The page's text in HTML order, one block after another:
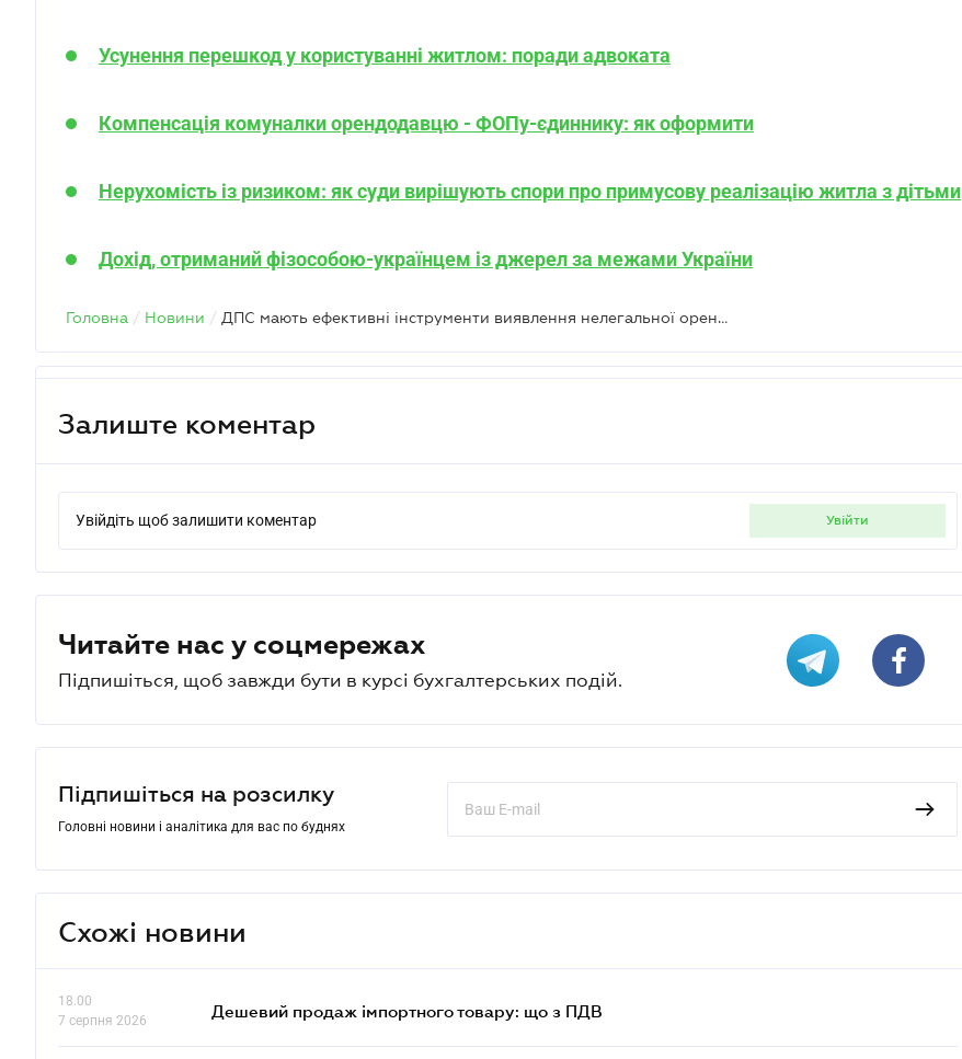
Усунення перешкод у користуванні житлом: поради адвоката
Компенсація комуналки орендодавцю - ФОПу-єдиннику: як оформити
Нерухомість із ризиком: як суди вирішують спори про примусову реалізацію житла з дітьми
Дохід, отриманий фізособою-українцем із джерел за межами України
Головна / Новини / ДПС мають ефективні інструменти виявлення нелегальної оренди – скільки доведеться сплатити
Залиште коментар
Увійдіть щоб залишити коментар увійти
Читайте нас у соцмережах
Підпишіться, щоб завжди бути в курсі бухгалтерських подій.
Підпишіться на розсилку
Головні новини і аналітика для вас по буднях
Схожі новини
18.00
7 серпня 2026
Дешевий продаж імпортного товару: що з ПДВ